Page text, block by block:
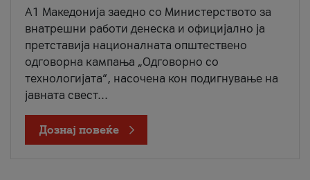
A1 Македонија заедно со Министерството за
внатрешни работи денеска и официјално ја
претставија националната општествено
одговорна кампања „Одговорно со
технологијата“, насочена кон подигнување на
јавната свест...
Дознај повеќе